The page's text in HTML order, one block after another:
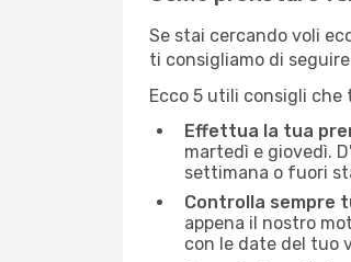
Se stai cercando voli
ti consigliamo di
Ecco 5 utili consigli
Effettua la tua
martedì e giovedì.
settimana o fuori
Controlla sempre
appena il nostro
con le date del tuo